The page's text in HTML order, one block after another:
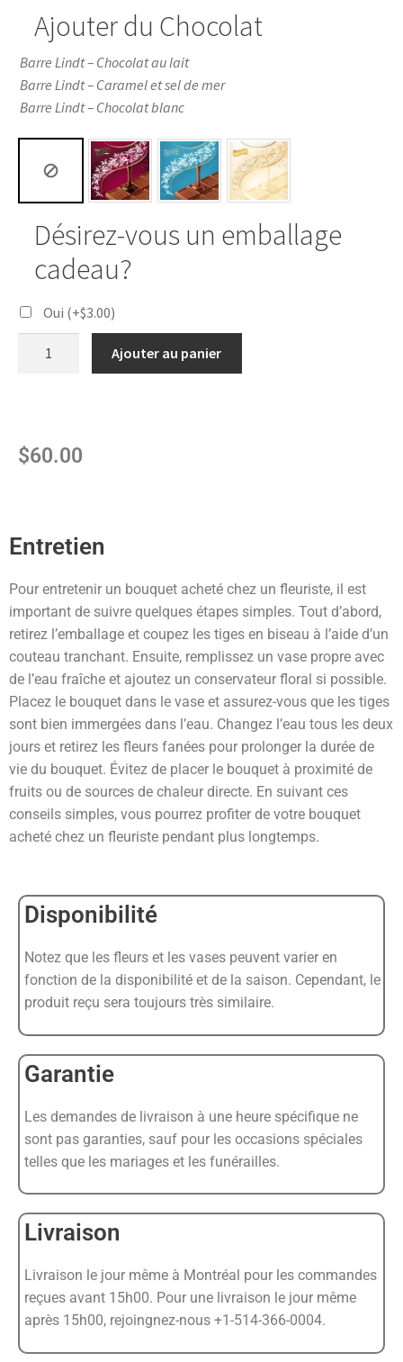
Ajouter du Chocolat
Barre Lindt – Chocolat au lait
Barre Lindt – Caramel et sel de mer
Barre Lindt – Chocolat blanc
Désirez-vous un emballage
cadeau?
Oui (+$3.00)
Ajouter au panier
$60.00
Entretien
Pour entretenir un bouquet acheté chez un fleuriste, il est
important de suivre quelques étapes simples. Tout d’abord,
retirez l’emballage et coupez les tiges en biseau à l’aide d’un
couteau tranchant. Ensuite, remplissez un vase propre avec
de l’eau fraîche et ajoutez un conservateur floral si possible.
Placez le bouquet dans le vase et assurez-vous que les tiges
sont bien immergées dans l’eau. Changez l’eau tous les deux
jours et retirez les fleurs fanées pour prolonger la durée de
vie du bouquet. Évitez de placer le bouquet à proximité de
fruits ou de sources de chaleur directe. En suivant ces
conseils simples, vous pourrez profiter de votre bouquet
acheté chez un fleuriste pendant plus longtemps.
Disponibilité
Notez que les fleurs et les vases peuvent varier en
fonction de la disponibilité et de la saison. Cependant, le
produit reçu sera toujours très similaire.
Garantie
Les demandes de livraison à une heure spécifique ne
sont pas garanties, sauf pour les occasions spéciales
telles que les mariages et les funérailles.
Livraison
Livraison le jour même à Montréal pour les commandes
reçues avant 15h00. Pour une livraison le jour même
après 15h00, rejoingnez-nous +1-514-366-0004.